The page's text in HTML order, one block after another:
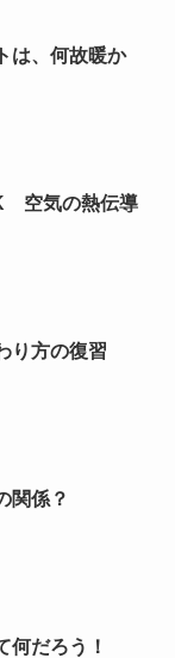
は、何故暖か
空気の熱伝導
り方の復習
関係？
何だろう！